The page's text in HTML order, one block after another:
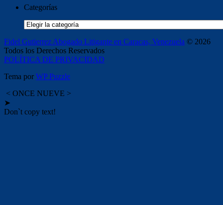
Categorías
Categorías
Fidel Gutierrez Abogado Litigante en Caracas, Venezuela © 2026
Todos los Derechos Reservados
POLÍTICA DE PRIVACIDAD
Tema por WP Puzzle
< ONCE NUEVE >
➤
Don`t copy text!